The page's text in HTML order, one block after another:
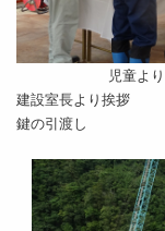
児童よ
建設室長より
鍵の引渡し